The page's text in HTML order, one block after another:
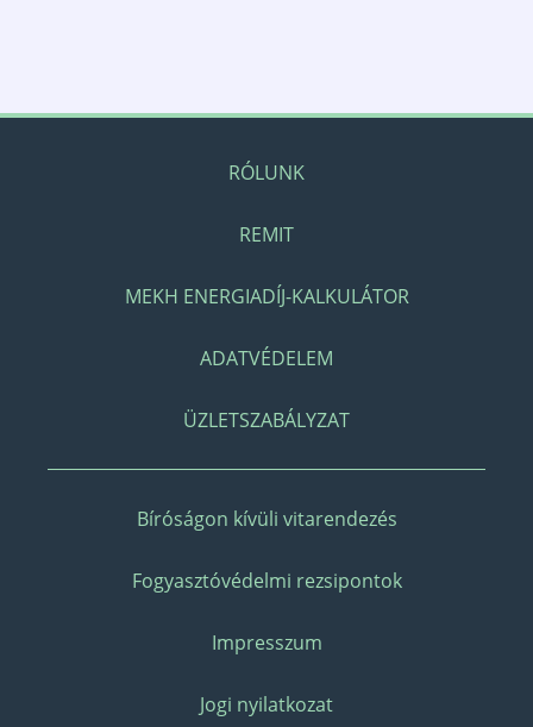
RÓLUNK
REMIT
MEKH ENERGIADÍJ-KALKULÁTOR
ADATVÉDELEM
ÜZLETSZABÁLYZAT
Bíróságon kívüli vitarendezés
Fogyasztóvédelmi rezsipontok
Impresszum
Jogi nyilatkozat